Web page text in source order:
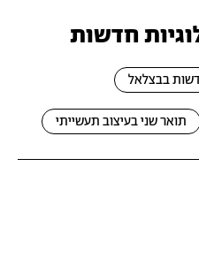
חדשות
בבצלאל
תואר שני בעיצוב תעשייתי